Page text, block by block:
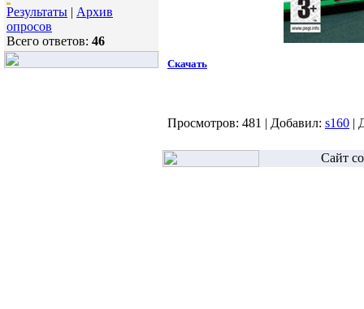
Результаты | Архив
опросов
Всего ответов: 46
Скачать
Просмотров: 481 | Добавил: s160 |
Сайт